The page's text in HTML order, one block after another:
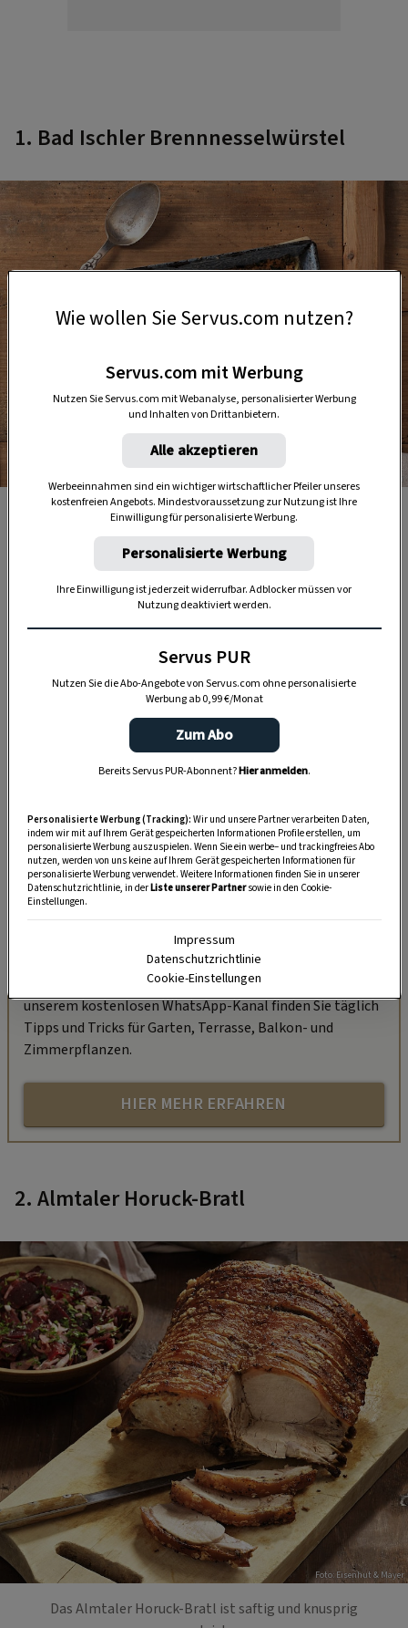
1. Bad Ischler Brennnesselwürstel
Foto: Eisenhut & Mayer
Die Palatschinken werden vegetarisch gefüllt und zehn
Minuten überbacken.
Bad Ischler Brennnesselwürstesind gar
keine Würste, sondern Palatschinken mit einer
„Servus Garten“ auf WhatsApp
Nutzen Sie WhatsApp auf Ihrem Handy und lieben es, auf
dem Balkon, der Terrasse oder im Garten zu werkeln? In
unserem kostenlosen WhatsApp-Kanal finden Sie täglich
Tipps und Tricks für Garten, Terrasse, Balkon- und
Zimmerpflanzen.
HIER MEHR ERFAHREN
2. Almtaler Horuck-Bratl
Foto: Eisenhut & Mayer
Das Almtaler Horuck-Bratl ist saftig und knusprig
Wie wollen Sie Servus.com nutzen?
Servus.com mit Werbung
Nutzen Sie Servus.com mit Webanalyse, personalisierter Werbung
und Inhalten von Drittanbietern.
Alle akzeptieren
Werbeeinnahmen sind ein wichtiger wirtschaftlicher Pfeiler unseres
kostenfreien Angebots. Mindestvoraussetzung zur Nutzung ist Ihre
Einwilligung für personalisierte Werbung.
Personalisierte Werbung
Ihre Einwilligung ist jederzeit widerrufbar. Adblocker müssen vor
Nutzung deaktiviert werden.
Servus PUR
Nutzen Sie die Abo-Angebote von Servus.com ohne personalisierte
Werbung ab 0,99 €/Monat
Zum Abo
Bereits Servus PUR-Abonnent?Hier anmelden.
Personalisierte Werbung (Tracking): Wir und unsere Partner verarbeiten Daten,
indem wir mit auf Ihrem Gerät gespeicherten Informationen Profile erstellen, um
personalisierte Werbung auszuspielen. Wenn Sie ein werbe– und trackingfreies Abo
nutzen, werden von uns keine auf Ihrem Gerät gespeicherten Informationen für
personalisierte Werbung verwendet. Weitere Informationen finden Sie in unserer
Datenschutzrichtlinie, in derListe unserer Partnersowie in den Cookie-
Einstellungen.
Impressum
Datenschutzrichtlinie
Cookie-Einstellungen